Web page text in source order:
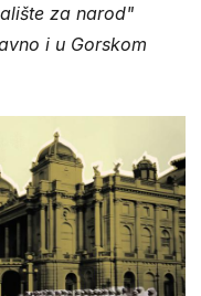
za narod"
i u Gorskom